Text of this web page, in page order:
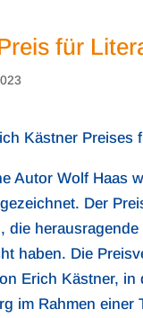
für
Kästner Preises
Autor Wolf Haas
Der
die
haben. Die
Erich Kästner,
im Rahmen einer